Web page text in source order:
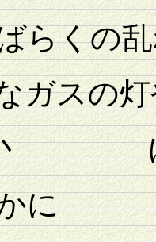
の乱
スの灯
に
に